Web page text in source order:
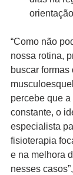
“Como não
nossa rotina,
buscar
percebe que
constante, o
especialista
fisioterapia
e na melhora
nesses